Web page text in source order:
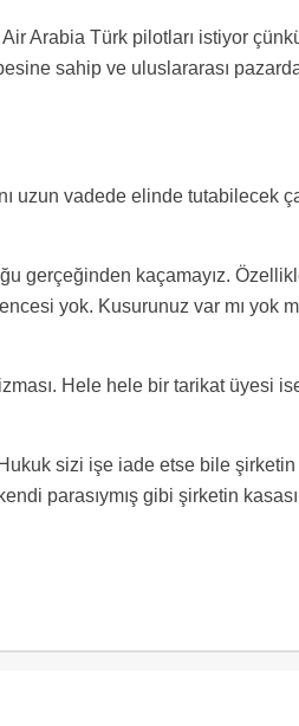
Arabia Türk pilotları istiyor
sahip ve uluslararası
uzun vadede elinde tutabilecek
gerçeğinden kaçamayız.
yok. Kusurunuz var mı yok
Hele hele bir tarikat üyesi
sizi işe iade etse bile şirketin
parasıymış gibi şirketin